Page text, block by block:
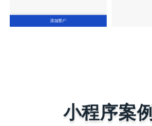
小程序案例